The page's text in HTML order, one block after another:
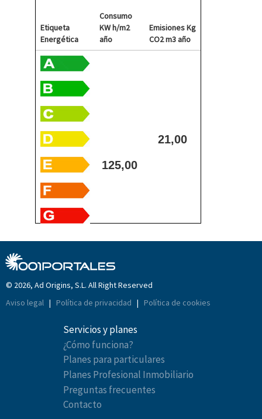
Etiqueta
Energética
Consumo
KW h/m2
año
Emisiones Kg
CO2 m3 año
21,00
125,00
© 2026, Ad Origins, S.L. All Right Reserved
Aviso legal | Política de privacidad | Política de cookies
Servicios y planes
¿Cómo funciona?
Planes para particulares
Planes Profesional Inmobiliario
Preguntas frecuentes
Contacto